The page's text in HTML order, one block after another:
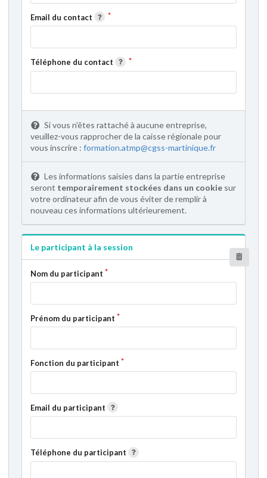
Email du contact
Téléphone du contact
Si vous n'êtes rattaché à aucune entreprise,
veuillez-vous rapprocher de la caisse régionale pour
vous inscrire : formation.atmp@cgss-martinique.fr
Les informations saisies dans la partie entreprise
seront temporairement stockées dans un cookie sur
votre ordinateur afin de vous éviter de remplir à
nouveau ces informations ultérieurement.
Le participant à la session
Nom du participant
Prénom du participant
Fonction du participant
Email du participant
Téléphone du participant